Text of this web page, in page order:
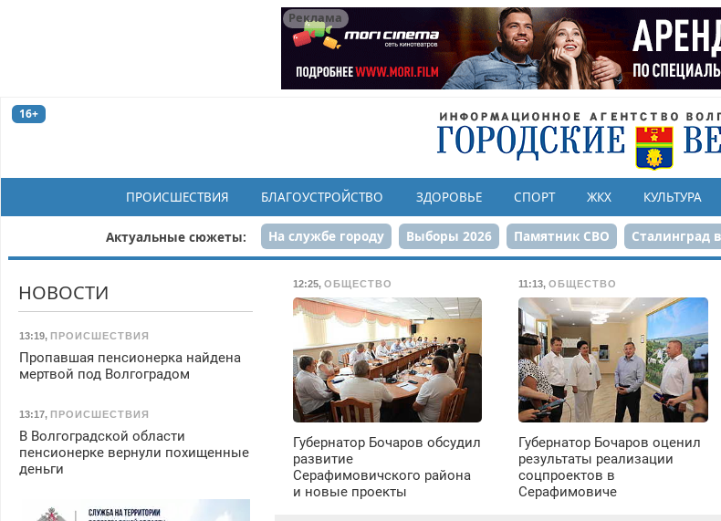
Реклама
16+
ПРОИСШЕСТВИЯ БЛАГОУСТРОЙСТВО ЗДОРОВЬЕ СПОРТ ЖКХ КУЛЬТУРА
Актуальные сюжеты: На службе городу Выборы 2026 Памятник СВО Сталинград
Реконструкция ЦПКиО 80-летие Победы
12:25,ОБЩЕСТВО
Губернатор Бочаров обсудил
развитие
Серафимовичского района
и новые проекты
11:13,ОБЩЕСТВО
Губернатор Бочаров оценил
результаты реализации
соцпроектов в
Серафимовиче
НОВОСТИ
13:19, ПРОИСШЕСТВИЯ
Пропавшая пенсионерка найдена
мертвой под Волгоградом
13:17, ПРОИСШЕСТВИЯ
В Волгоградской области
пенсионерке вернули похищенные
деньги